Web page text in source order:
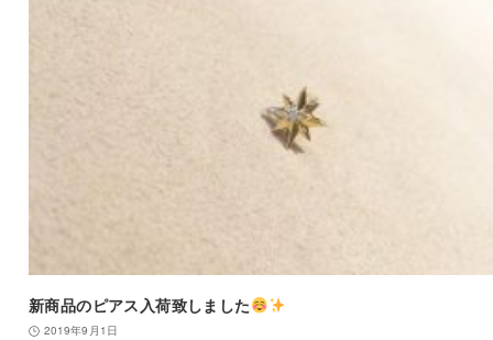
新商品のピアス入荷致しました
2019年9月1日